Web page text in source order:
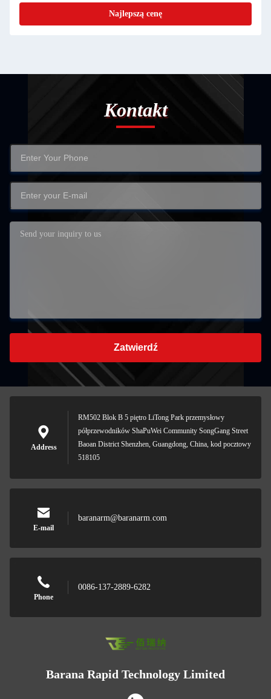
Najlepszą cenę
Kontakt
Zatwierdź
Address
RM502 Blok B 5 piętro LiTong Park przemysłowy
półprzewodników ShaPuWei Community SongGang Street
Baoan District Shenzhen, Guangdong, China, kod pocztowy
518105
E-mail
baranarm@baranarm.com
Phone
0086-137-2889-6282
Barana Rapid Technology Limited